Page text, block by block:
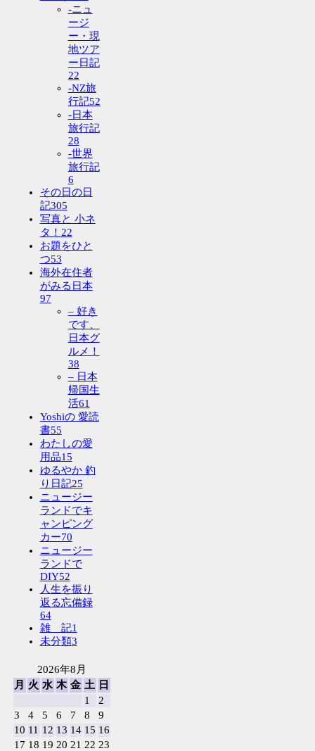
-ニュ
ージ
ー・現
地ツア
ー日記
22
-NZ旅
行記52
-日本
旅行記
28
-世界
旅行記
6
その日の日
記305
写真と 小ネ
タ！ 22
お題をひと
つ53
海外在住者
がみる日本
97
– 好き
です、
日本グ
ルメ！
38
– 日本
帰国生
活61
Yoshiの 愛読
書55
わたしの愛
用品15
ゆるやか 釣
り日記25
ニュージー
ランドでキ
ャンピング
カー70
ニュージー
ランドで
DIY52
人生を振り
返る忘備録
64
雑 記1
未分類3
2026年8月
月
火 水 木 金 土
日
1
2
3
4 5 6 7 8
9
10 11 12 13 14 15 16
17 18 19 20 21 22 23